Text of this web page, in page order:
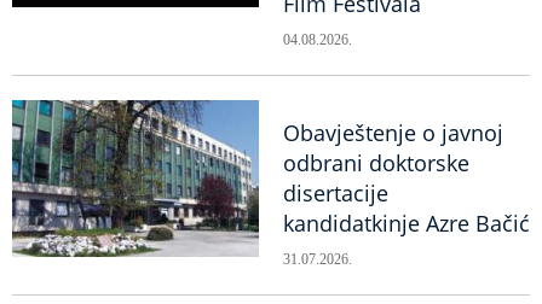
04.08.2026.
Obavještenje o javnoj
odbrani doktorske
disertacije
kandidatkinje Azre Bačić
31.07.2026.